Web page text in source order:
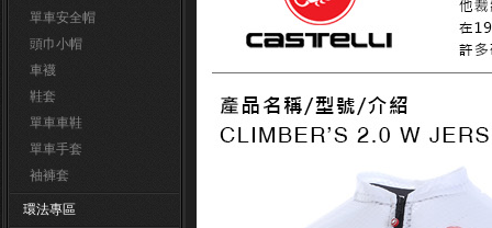
單車安全帽
頭巾小帽
車襪
鞋套
單車車鞋
單車手套
袖褲套
環法專區